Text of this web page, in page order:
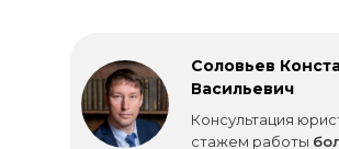
Соловьев
Васильевич
Консультация
стажем работы